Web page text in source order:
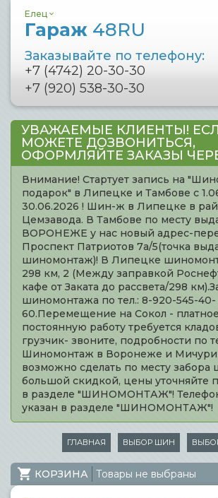
Елец
Гараж 48RU
Заказывайте по телефону:
+7 (4742) 20-30-30
+7 (920) 538-30-30
УВАЖАЕМЫЕ КЛИЕНТЫ!
МОЖЕТЕ ДОЗВОНИТЬСЯ,
ОФОРМЛЯЙТЕ ЗАКАЗЫ
Внимание! Стартует запись на
подарок" в Липецке и Тамбове с
30.06.2026 ! Шин-ж в Липецке в
Цемзавода. В Тамбове по месту
ВОРОНЕЖЕ у нас новый адрес-
Проспект Патриотов 7а/5(точка
шиномонтаж)! В Липецке
298 км, 2 (Между заправкой
кафе от Заката до рассвета/298
шиномонтажа по тел.: 8-920-545-40-
60.Перемещение на Сокол -
постоянную работу требуется
грузчик- звоните, подробности по
Шиномонтаж в Воронеже и
возможно сделать по месту
большой скидкой, цены уточняйте
в разделе "ШИНОМОНТАЖ"!
указан в разделе "ШИНОМОНТАЖ"!
ГЛАВНАЯ ВЫБОР ШИН
КОРЗИНА Товары не выбраны